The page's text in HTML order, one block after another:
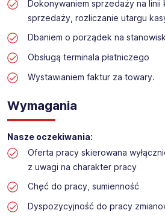
przedsiębiorstw w Polsce. Agencja
396 w Krajowym Rejestrze Agencji
Obecnie dla naszego Klienta,
na stanowisko:
Praca w sektorze obsługi klienta
budowlanym
Dokonywaniem sprzedaży na linii
sprzedaży, rozliczanie utargu
Dbaniem o porządek na
Obsługą terminala płatniczego
Wystawianiem faktur za towary.
Wymagania
Nasze oczekiwania:
Oferta pracy skierowana
z uwagi na charakter pracy
Chęć do pracy, sumienność
Dyspozycyjność do pracy